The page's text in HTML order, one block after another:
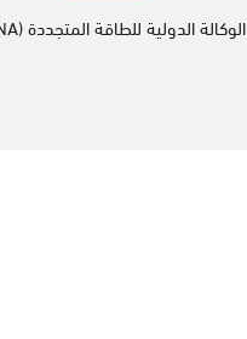
الوكالة الدولية للطاقة المتجددة (IRENA)